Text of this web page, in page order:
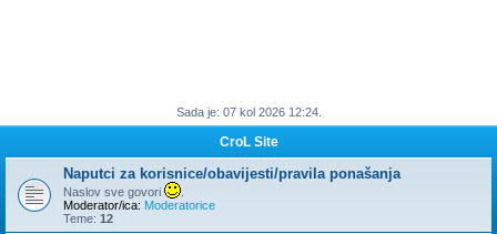
Sada je: 07 kol 2026 12:24.
CroL Site
Naputci za korisnice/obavijesti/pravila ponašanja
Naslov sve govori
Moderator/ica: Moderatorice
Teme: 12